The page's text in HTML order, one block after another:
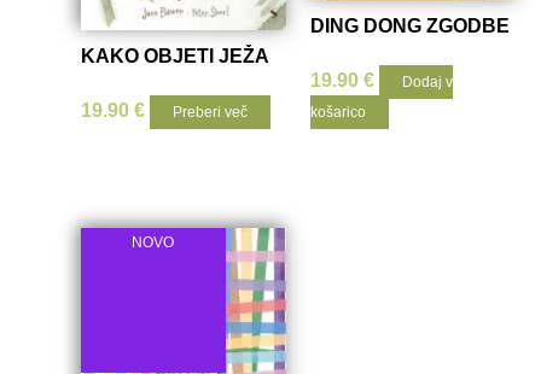
KAKO OBJETI JEŽA
19.90€ Preberi več
DING DONG ZGODBE
19.90 €
Dodaj v
košarico
NOVO